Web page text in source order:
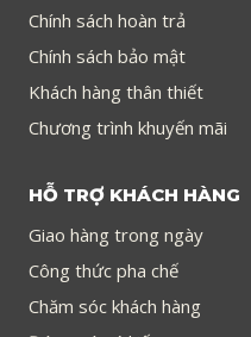
Chính sách hoàn trả
Chính sách bảo mật
Khách hàng thân thiết
Chương trình khuyến mãi
HỖ TRỢ KHÁCH HÀNG
Giao hàng trong ngày
Công thức pha chế
Chăm sóc khách hàng